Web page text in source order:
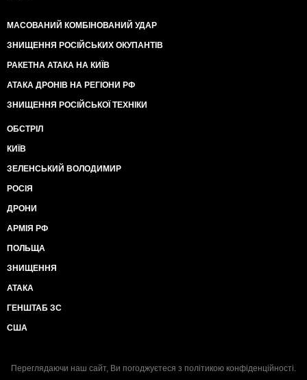
МАСОВАНИЙ КОМБІНОВАНИЙ УДАР
ЗНИЩЕННЯ РОСІЙСЬКИХ ОКУПАНТІВ
РАКЕТНА АТАКА НА КИЇВ
АТАКА ДРОНІВ НА РЕГІОНИ РФ
ЗНИЩЕННЯ РОСІЙСЬКОЇ ТЕХНІКИ
ОБСТРІЛ
КИЇВ
ЗЕЛЕНСЬКИЙ ВОЛОДИМИР
РОСІЯ
ДРОНИ
АРМІЯ РФ
ПОЛЬЩА
ЗНИЩЕННЯ
АТАКА
ГЕНШТАБ ЗС
США
Переглядаючи наш сайт, Ви погоджуєтеся з політикою конфіденційності.